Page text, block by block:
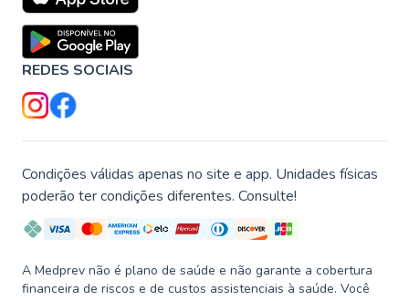
REDES SOCIAIS
Condições válidas apenas no site e app. Unidades físicas
poderão ter condições diferentes. Consulte!
A Medprev não é plano de saúde e não garante a cobertura
financeira de riscos e de custos assistenciais à saúde. Você